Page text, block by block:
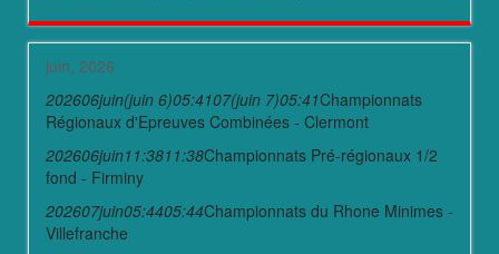
juin, 2026
202606juin(juin 6)05:4107(juin 7)05:41Championnats
Régionaux d'Epreuves Combinées - Clermont
202606juin11:3811:38Championnats Pré-régionaux 1/2
fond - Firminy
202607juin05:4405:44Championnats du Rhone Minimes -
Villefranche